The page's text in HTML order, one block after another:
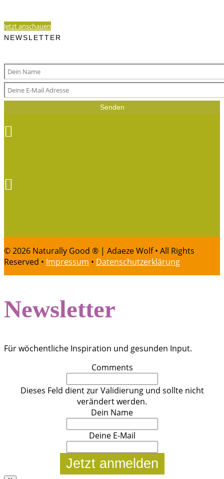
Jetzt anschauen
NEWSLETTER
Senden


© 2026 Naturally Good ® | Adaeze Wolf • All Rights
Reserved • Impressum • Datenschutzerklärung
Newsletter
Für wöchentliche Inspiration und gesunden Input.
Comments
Dieses Feld dient zur Validierung und sollte nicht
verändert werden.
Dein Name
Deine E-Mail
Jetzt anmelden